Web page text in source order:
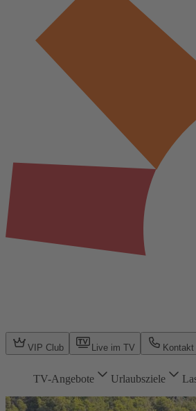
VIP Club Live im TV Kontakt
TV-Angebote Urlaubsziele